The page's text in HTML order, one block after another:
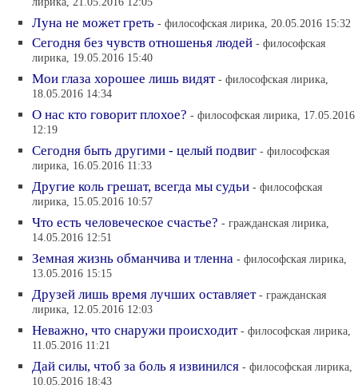
Луна не может греть - философская лирика, 20.05.2016 15:32
Сегодня без чувств отношенья людей - философская
лирика, 19.05.2016 15:40
Мои глаза хорошее лишь видят - философская лирика,
18.05.2016 14:34
О нас кто говорит плохое? - философская лирика, 17.05.2016
12:19
Сегодня быть другими - целый подвиг - философская
лирика, 16.05.2016 11:33
Другие коль грешат, всегда мы судьи - философская
лирика, 15.05.2016 10:57
Что есть человеческое счастье? - гражданская лирика,
14.05.2016 12:51
Земная жизнь обманчива и тленна - философская лирика,
13.05.2016 15:15
Друзей лишь время лучших оставляет - гражданская
лирика, 12.05.2016 12:03
Неважно, что снаружи происходит - философская лирика,
11.05.2016 11:21
Дай силы, чтоб за боль я извинился - философская лирика,